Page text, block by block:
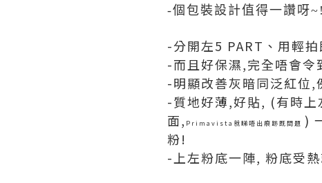
-個包裝設計值得一讚呀
-分開左5 PART、用輕
-而且好保濕,完全唔會
-明顯改善灰暗同泛紅位,
-質地好薄,好貼, (有時上
面, Primavista就睇唔出痕跡既問題 )
粉!
-上左粉底一陣, 粉底受